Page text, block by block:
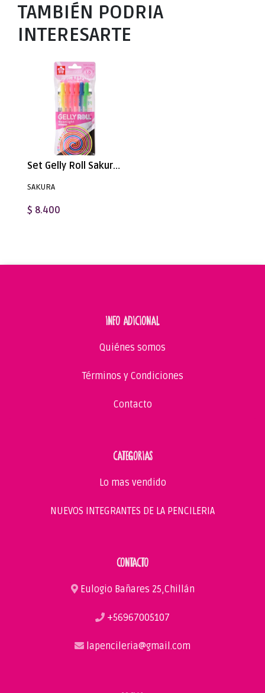
TAMBIÉN PODRIA
INTERESARTE
Set Gelly Roll Sakura 6 Unidades - Moonlight Fluorescentes
SAKURA
$ 8.400
INFO ADICIONAL
Quiénes somos
Términos y Condiciones
Contacto
CATEGORIAS
Lo mas vendido
NUEVOS INTEGRANTES DE LA PENCILERIA
CONTACTO
Eulogio Bañares 25,Chillán
+56967005107
lapencileria@gmail.com